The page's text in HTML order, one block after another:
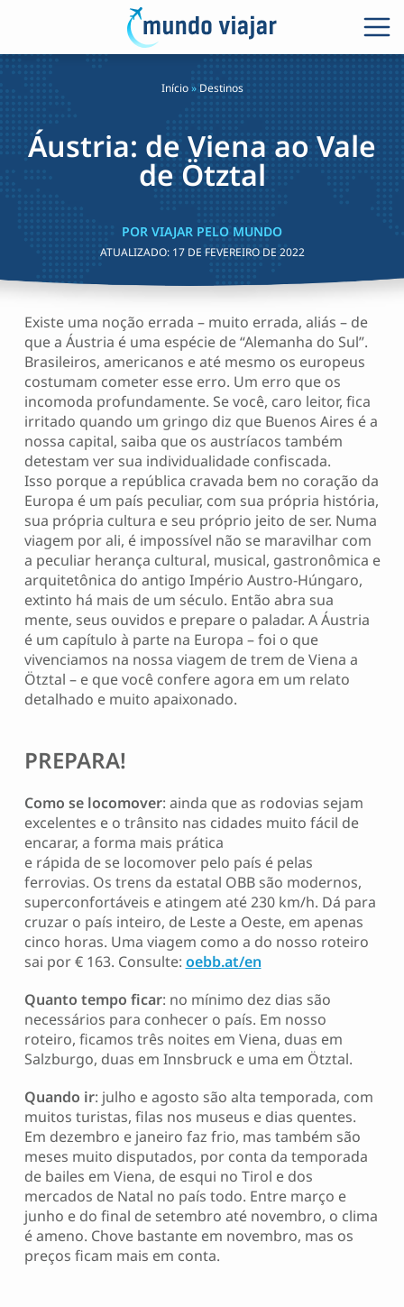
Início» Destinos
Áustria: de Viena ao Vale
de Ötztal
POR VIAJAR PELO MUNDO
ATUALIZADO: 17 DE FEVEREIRO DE 2022
Existe uma noção errada – muito errada, aliás – de
que a Áustria é uma espécie de “Alemanha do Sul”.
Brasileiros, americanos e até mesmo os europeus
costumam cometer esse erro. Um erro que os
incomoda profundamente. Se você, caro leitor, fica
irritado quando um gringo diz que Buenos Aires é a
nossa capital, saiba que os austríacos também
detestam ver sua individualidade confiscada.
Isso porque a república cravada bem no coração da
Europa é um país peculiar, com sua própria história,
sua própria cultura e seu próprio jeito de ser. Numa
viagem por ali, é impossível não se maravilhar com
a peculiar herança cultural, musical, gastronômica e
arquitetônica do antigo Império Austro-Húngaro,
extinto há mais de um século. Então abra sua
mente, seus ouvidos e prepare o paladar. A Áustria
é um capítulo à parte na Europa – foi o que
vivenciamos na nossa viagem de trem de Viena a
Ötztal – e que você confere agora em um relato
detalhado e muito apaixonado.
PREPARA!
Como se locomover: ainda que as rodovias sejam
excelentes e o trânsito nas cidades muito fácil de
encarar, a forma mais prática
e rápida de se locomover pelo país é pelas
ferrovias. Os trens da estatal OBB são modernos,
superconfortáveis e atingem até 230 km/h. Dá para
cruzar o país inteiro, de Leste a Oeste, em apenas
cinco horas. Uma viagem como a do nosso roteiro
sai por € 163. Consulte: oebb.at/en
Quanto tempo ficar: no mínimo dez dias são
necessários para conhecer o país. Em nosso
roteiro, ficamos três noites em Viena, duas em
Salzburgo, duas em Innsbruck e uma em Ötztal.
Quando ir: julho e agosto são alta temporada, com
muitos turistas, filas nos museus e dias quentes.
Em dezembro e janeiro faz frio, mas também são
meses muito disputados, por conta da temporada
de bailes em Viena, de esqui no Tirol e dos
mercados de Natal no país todo. Entre março e
junho e do final de setembro até novembro, o clima
é ameno. Chove bastante em novembro, mas os
preços ficam mais em conta.